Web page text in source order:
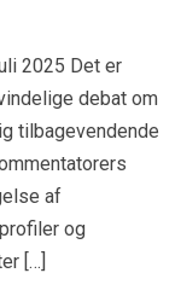
2025 Det er
debat om
tilbagevendende
af
og
[…]